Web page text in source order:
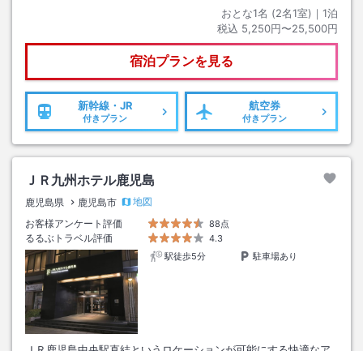
おとな1名 (2名1室)｜ 1泊
税込 5,250円〜25,500円
宿泊プランを見る
新幹線・JR
付きプラン
航空券
付きプラン
ＪＲ九州ホテル鹿児島
鹿児島県 鹿児島市
地図
お客様アンケート評価
88点
るるぶトラベル評価
4.3
駅徒歩5分
駐車場あり